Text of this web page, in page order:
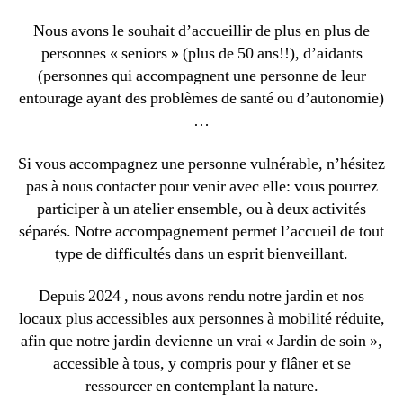
Nous avons le souhait d’accueillir de plus en plus de
personnes « seniors » (plus de 50 ans!!), d’aidants
(personnes qui accompagnent une personne de leur
entourage ayant des problèmes de santé ou d’autonomie)
…
Si vous accompagnez une personne vulnérable, n’hésitez
pas à nous contacter pour venir avec elle: vous pourrez
participer à un atelier ensemble, ou à deux activités
séparés. Notre accompagnement permet l’accueil de tout
type de difficultés dans un esprit bienveillant.
Depuis 2024 , nous avons rendu notre jardin et nos
locaux plus accessibles aux personnes à mobilité réduite,
afin que notre jardin devienne un vrai « Jardin de soin »,
accessible à tous, y compris pour y flâner et se
ressourcer en contemplant la nature.